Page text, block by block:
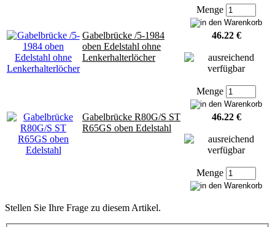
Menge
Gabelbrücke /5-1984
oben Edelstahl ohne
Lenkerhalterlöcher
46.22 €
Menge
Gabelbrücke R80G/S ST
R65GS oben Edelstahl
46.22 €
Menge
Stellen Sie Ihre Frage zu diesem Artikel.